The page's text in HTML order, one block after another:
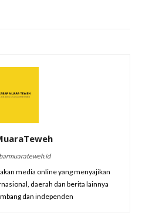
media online yang menyajikan
daerah dan berita lainnya
dan independen